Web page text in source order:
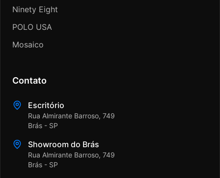
Ninety Eight
POLO USA
Mosaico
Contato
Escritório
Rua Almirante Barroso, 749
Brás - SP
Showroom do Brás
Rua Almirante Barroso, 749
Brás - SP